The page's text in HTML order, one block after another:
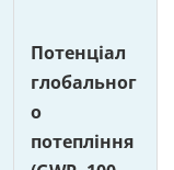
Потенціал
глобальног
о
потепління